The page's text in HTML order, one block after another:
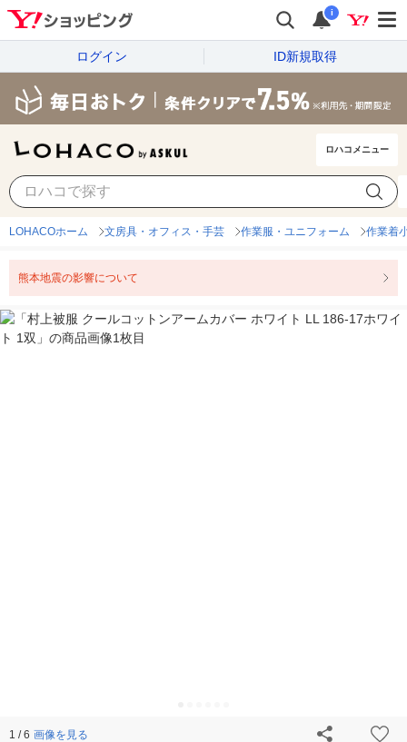
i
ログイン ID新規取得
ロハコメニュー
LOHACOホーム 文房具・オフィス・手芸 作業服・ユニフォーム 作業着
熊本地震の影響について
1 / 6 画像を見る